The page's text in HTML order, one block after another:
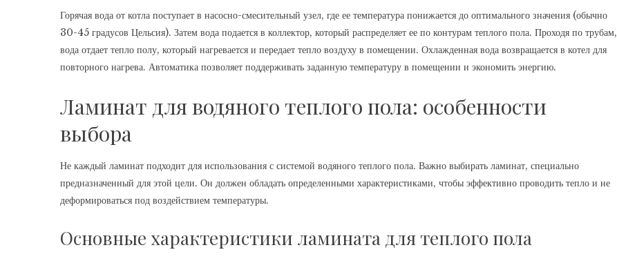
Горячая вода от котла поступает в насосно-смесительный узел, где ее температура понижается до оптимального значения (обычно
30-45 градусов Цельсия). Затем вода подается в коллектор, который распределяет ее по контурам теплого пола. Проходя по трубам,
вода отдает тепло полу, который нагревается и передает тепло воздуху в помещении. Охлажденная вода возвращается в котел для
повторного нагрева. Автоматика позволяет поддерживать заданную температуру в помещении и экономить энергию.
Ламинат для водяного теплого пола: особенности
выбора
Не каждый ламинат подходит для использования с системой водяного теплого пола. Важно выбирать ламинат, специально
предназначенный для этой цели. Он должен обладать определенными характеристиками, чтобы эффективно проводить тепло и не
деформироваться под воздействием температуры.
Основные характеристики ламината для теплого пола